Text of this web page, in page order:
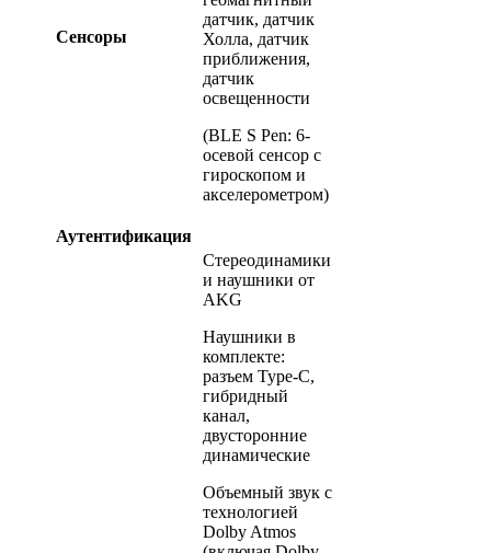
Сенсоры
датчик, датчик
Холла, датчик
приближения,
датчик
освещенности
(BLE S Pen: 6-
осевой сенсор с
гироскопом и
акселерометром)
Аутентификация
Стереодинамики
и наушники от
AKG
Наушники в
комплекте:
разъем Type-C,
гибридный
канал,
двусторонние
динамические
Объемный звук с
технологией
Dolby Atmos